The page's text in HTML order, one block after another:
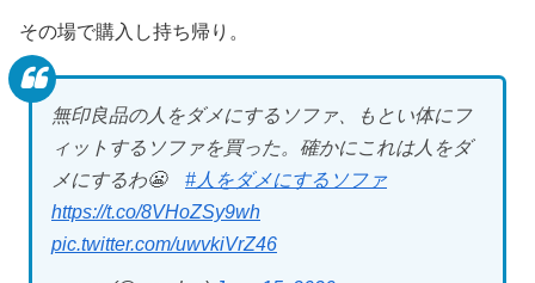
その場で購入し持ち帰り。
無印良品の人をダメにするソファ、もとい体にフ
ィットするソファを買った。確かにこれは人をダ
メにするわ😬 #人をダメにするソファ
https://t.co/8VHoZSy9wh
pic.twitter.com/uwvkiVrZ46